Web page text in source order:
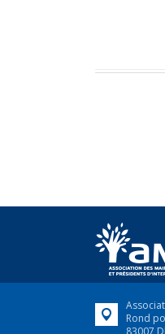
Rond
83007